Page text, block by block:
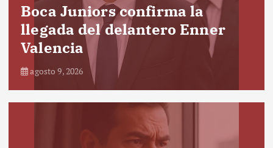
Boca Juniors confirma la
llegada del delantero Enner
Valencia
agosto 9, 2026